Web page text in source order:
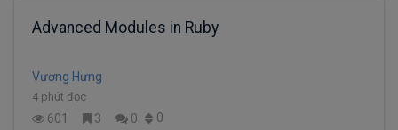
Advanced Modules in Ruby
Vương Hưng
4 phút đọc
601 3 0 0